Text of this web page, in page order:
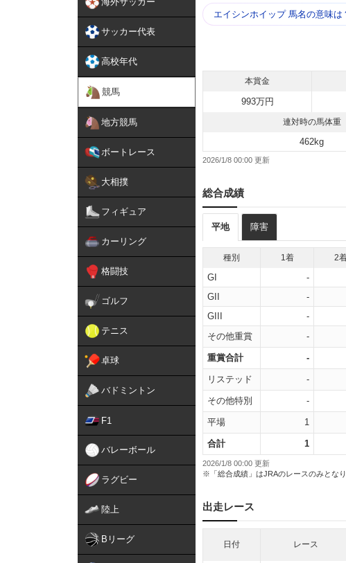
サッカー代表
高校年代
競馬
地方競馬
ボートレース
大相撲
フィギュア
カーリング
格闘技
ゴルフ
テニス
卓球
バドミントン
F1
バレーボール
ラグビー
陸上
Bリーグ
エイシンホイップ 馬名の意味は
本賞金
993万円
連対時の馬体重
462kg
2026/1/8 00:00
総合成績
平地 障害
種別 1着 2
GI -
GII
-
GIII
-
その他重賞
-
重賞合計 -
リステッド -
その他特別 -
平場 1
合計 1
2026/1/8 00:00 更新
※「総合成績」はJRAのレースのみとなり
出走レース
日付 レース